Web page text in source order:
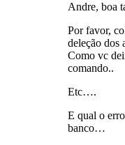
Andre, boa
Por favor,
deleção
Como vc
comando..
Etc….
E qual o
banco…